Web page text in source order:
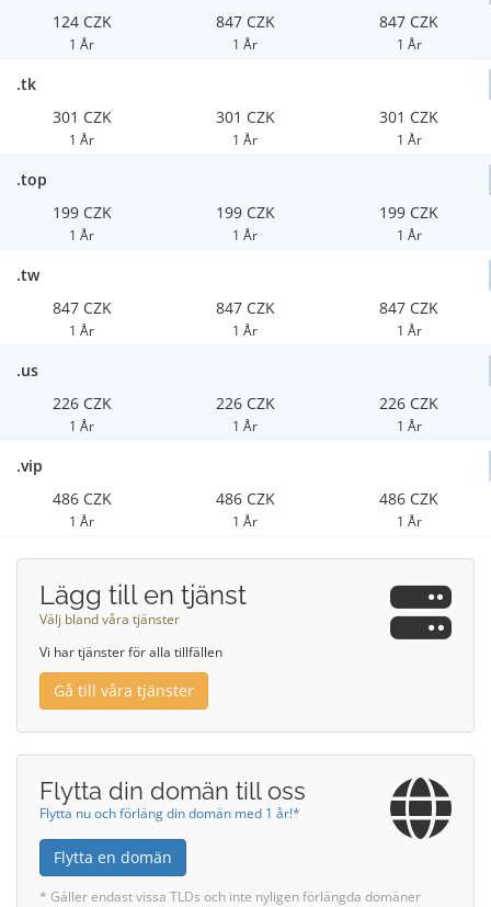
124 CZK
1 År
847 CZK
1 År
847 CZK
1 År
.tk
301 CZK
1 År
301 CZK
1 År
301 CZK
1 År
.top
199 CZK
1 År
199 CZK
1 År
199 CZK
1 År
.tw
847 CZK
1 År
847 CZK
1 År
847 CZK
1 År
.us
226 CZK
1 År
226 CZK
1 År
226 CZK
1 År
.vip
486 CZK
1 År
486 CZK
1 År
486 CZK
1 År
Lägg till en tjänst
Välj bland våra tjänster
Vi har tjänster för alla tillfällen
Gå till våra tjänster
Flytta din domän till oss
Flytta nu och förläng din domän med 1 år!*
Flytta en domän
* Gäller endast vissa TLDs och inte nyligen förlängda domäner